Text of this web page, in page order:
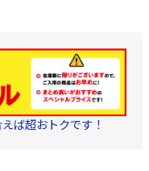
ば超おトクです！